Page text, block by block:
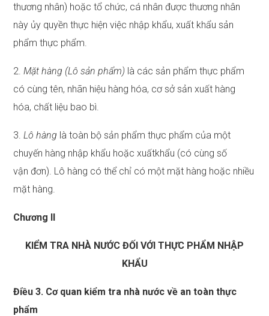
thương nhân) hoặc tổ chức, cá nhân được thương nhân
này ủy quyền thực hiện việc nhập khẩu, xuất khẩu sản
phẩm thực phẩm.
2.Mặt hàng (Lô sản phẩm) là các sản phẩm thực phẩm
có cùng tên, nhãn hiệu hàng hóa, cơ sở sản xuất hàng
hóa, chất liệu bao bì.
3.Lô hàng là toàn bộ sản phẩm thực phẩm của một
chuyến hàng nhập khẩu hoặc xuấtkhẩu (có cùng số
vận đơn). Lô hàng có thể chỉ có một mặt hàng hoặc nhiều
mặt hàng.
Chương II
KIỂM TRA NHÀ NƯỚC ĐỐI VỚI THỰC PHẨM NHẬP
KHẨU
Điều 3. Cơ quan kiểm tra nhà nước về an toàn thực
phẩm